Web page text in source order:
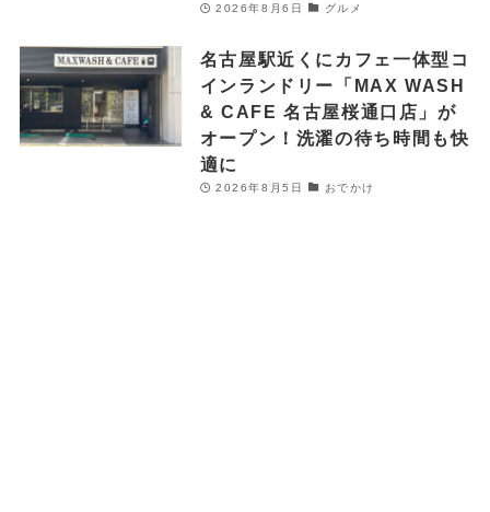
2026年8月6日 グルメ
名古屋駅近くにカフェ一体型コ
インランドリー「MAX WASH
& CAFE 名古屋桜通口店」が
オープン！洗濯の待ち時間も快
適に
2026年8月5日 おでかけ